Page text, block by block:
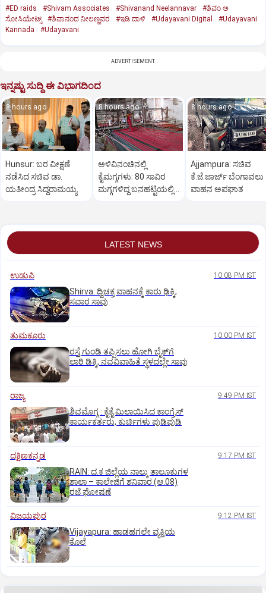
#ED raids #Shivam Associates #Shivanand Neelannavar
#ಶಿವಂ ಅ
ಸೋಸಿಯೇಟ್ಸ್
#ಶಿವಾನಂದ ನೀಲಣ್ಣವರ #ಇಡಿ ದಾಳಿ #Udayavani Digital
#Udayavani
Kannada
#Udayavani
ADVERTISEMENT
ಇನ್ನಷ್ಟು ಸುದ್ದಿ ಈ ವಿಭಾಗದಿಂದ
8 hours ago
Hunsur: ಬರ ವೀಕ್ಷಣೆ
ನಡೆಸಿದ ಸಚಿವ ಡಾ.
ಯತೀಂದ್ರ ಸಿದ್ದರಾಮಯ್ಯ
8 hours ago
ಅಳಿವಿನಂಚಿನಲ್ಲಿ
ಕೈಮಗ್ಗಗಳು: 80 ಸಾವಿರ
ಮಗ್ಗಗಳಿದ್ದ ಬನಹಟ್ಟಿಯಲ್ಲಿ
8 hours ago
Ajjampura: ಸಚಿವ
ಕೆ.ಜೆ.ಜಾರ್ಜ್ ಬೆಂಗಾವಲು
ವಾಹನ ಅಪಘಾತ
LATEST NEWS
ಉಡುಪಿ 10:08 PM IST
Shirva: ದ್ವಿಚಕ್ರ ವಾಹನಕ್ಕೆ ಕಾರು ಢಿಕ್ಕಿ;
ಸವಾರ ಸಾವು
ತುಮಕೂರು 10:00 PM IST
ರಸ್ತೆ ಗುಂಡಿ ತಪ್ಪಿಸಲು ಹೋಗಿ ಬೈಕ್‌ಗೆ
ಲಾರಿ ಡಿಕ್ಕಿ, ನವವಿವಾಹಿತೆ ಸ್ಥಳದಲ್ಲೇ ಸಾವು
ರಾಜ್ಯ 9:49 PM IST
ಶಿವಮೊಗ್ಗ : ಕೈಕೈ ಮಿಲಾಯಿಸಿದ ಕಾಂಗ್ರೆಸ್
ಕಾರ್ಯಕರ್ತರು, ಕುರ್ಚಿಗಳು ಪುಡಿಪುಡಿ
ದಕ್ಷಿಣಕನ್ನಡ 9:17 PM IST
RAIN: ದ.ಕ ಜಿಲ್ಲೆಯ ನಾಲ್ಕು ತಾಲೂಕುಗಳ
ಶಾಲಾ – ಕಾಲೇಜಿಗೆ ಶನಿವಾರ (ಆ.08)
ರಜೆ ಘೋಷಣೆ
ವಿಜಯಪುರ 9:12 PM IST
Vijayapura: ಹಾಡಹಗಲೇ ವ್ಯಕ್ತಿಯ
ಕೊಲೆ